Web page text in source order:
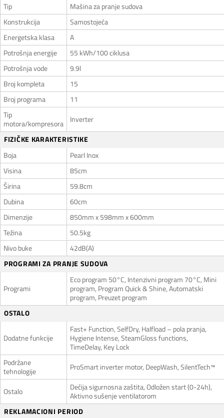
Tip
Mašina za pranje sudova
Konstrukcija
Samostojeća
Energetska klasa
A
Potrošnja energije
55 kWh/100 ciklusa
Potrošnja vode
9.9l
Broj kompleta
15
Broj programa
11
Tip
motora/kompresora
Inverter
FIZIČKE KARAKTERISTIKE
Boja
Pearl Inox
Visina
85cm
Širina
59.8cm
Dubina
60cm
Dimenzije
850mm x 598mm x 600mm
Težina
50.5kg
Nivo buke
42dB(A)
PROGRAMI ZA PRANJE SUDOVA
Programi
Eco program 50°C, Intenzivni program 70°C, Mini
program, Program Quick & Shine, Automatski
program, Preuzet program
OSTALO
Dodatne funkcije
Fast+ Function, SelfDry, Halfload – pola pranja,
Hygiene Intense, SteamGloss functions,
TimeDelay, Key Lock
Podržane
tehnologije
ProSmart inverter motor, DeepWash, SilentTech™
Ostalo
Dečija sigurnosna zaštita, Odložen start (0-24h),
Aktivno sušenje ventilatorom
REKLAMACIONI PERIOD